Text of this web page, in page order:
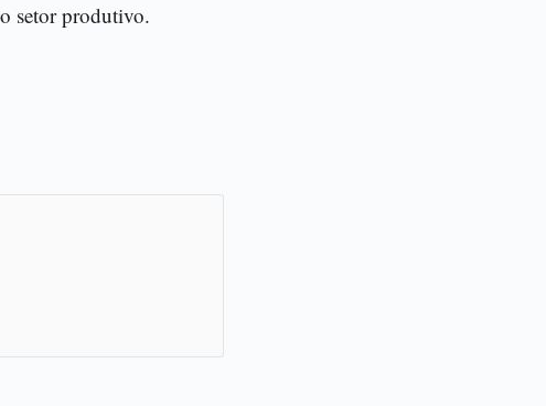
setor produtivo.